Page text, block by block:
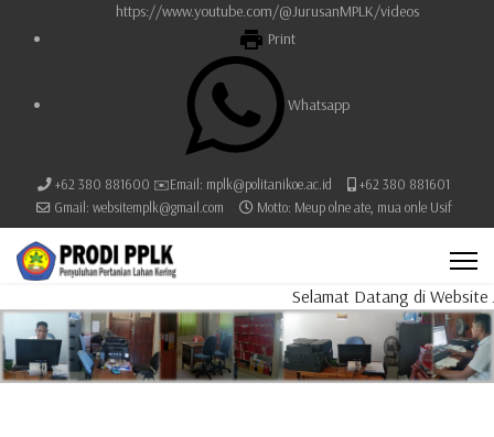
https://www.youtube.com/@JurusanMPLK/videos
Print
Whatsapp
+62 380 881600 ✉️Email: mplk@politanikoe.ac.id
+62 380 881601
Gmail: websitemplk@gmail.com
Motto: Meup olne ate, mua onle Usif
Selamat Datang di Website